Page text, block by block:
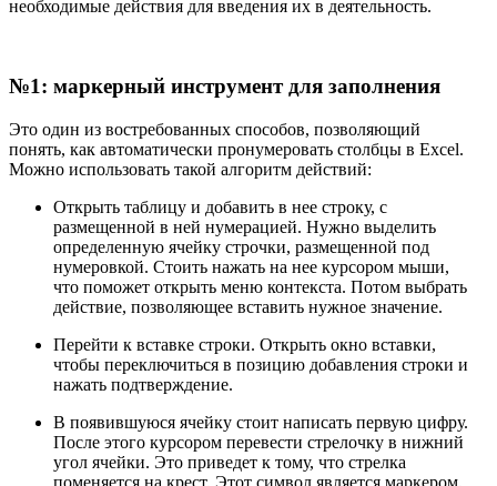
необходимые действия для введения их в деятельность.
№1: маркерный инструмент для заполнения
Это один из востребованных способов, позволяющий
понять, как автоматически пронумеровать столбцы в Excel.
Можно использовать такой алгоритм действий:
Открыть таблицу и добавить в нее строку, с
размещенной в ней нумерацией. Нужно выделить
определенную ячейку строчки, размещенной под
нумеровкой. Стоить нажать на нее курсором мыши,
что поможет открыть меню контекста. Потом выбрать
действие, позволяющее вставить нужное значение.
Перейти к вставке строки. Открыть окно вставки,
чтобы переключиться в позицию добавления строки и
нажать подтверждение.
В появившуюся ячейку стоит написать первую цифру.
После этого курсором перевести стрелочку в нижний
угол ячейки. Это приведет к тому, что стрелка